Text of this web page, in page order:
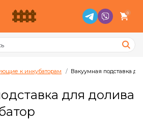
0
к инкубаторам Вакуумная подставка
для долива